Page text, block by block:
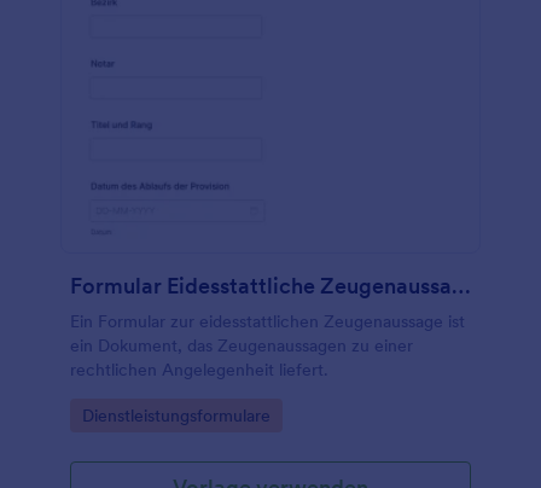
Formular Eidesstattliche Zeugenaussage
Ein Formular zur eidesstattlichen Zeugenaussage ist
ein Dokument, das Zeugenaussagen zu einer
rechtlichen Angelegenheit liefert.
Go to Category:
Dienstleistungsformulare